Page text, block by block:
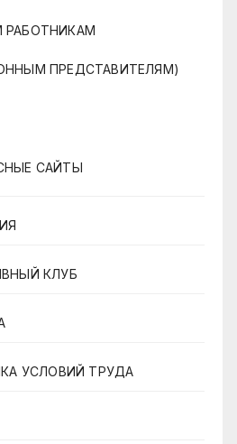
РАБОТНИКАМ
ПРЕДСТАВИТЕЛЯМ)
САЙТЫ
КЛУБ
УСЛОВИЙ ТРУДА